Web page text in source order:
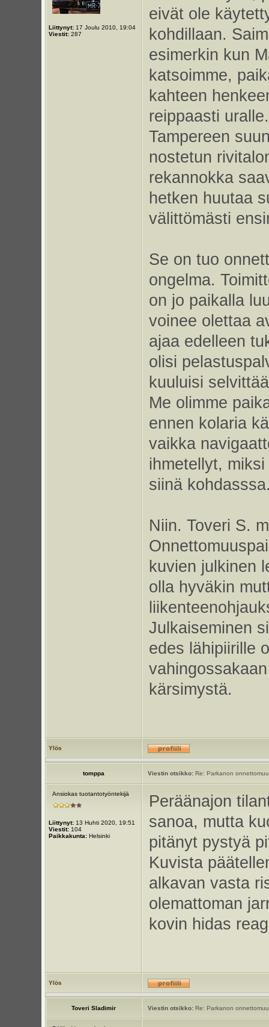
Liittynyt:17 Joulu 2010, 19:04
Viestit:287
eivät ole
kohdillaan.
esimerkin kun
katsoimme,
kahteen
reippaasti
Tampereen
nostetun
rekannokka
hetken huutaa
välittömästi
Se on tuo
ongelma.
on jo paikalla
voinee olettaa
ajaa edelleen
olisi
kuuluisi
Me olimme
ennen kolaria
vaikka
ihmetellyt,
siinä
Niin. Toveri S.
kuvien julkinen
olla hyväkin
Julkaiseminen
edes lähipiirille
kärsimystä.
Ylös
tomppa Viestin otsikko:Re: Parkanon
Ansiokas tuotantotyöntekijä
Liittynyt:13 Huhti 2020, 19:51
Viestit:104
Paikkakunta:Helsinki
Peräänajon
sanoa, mutta
pitänyt pystyä
Kuvista
alkavan vasta
olemattoman
kovin hidas
Ylös
Toveri Sladimir Viestin otsikko:Re: Parkanon